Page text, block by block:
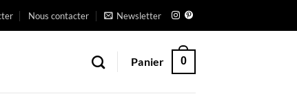
Nous contacter Newsletter
Panier 0